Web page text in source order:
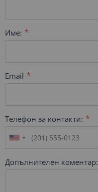
Име:
Email
Телефон за контакти:
Допълнителен коментар: